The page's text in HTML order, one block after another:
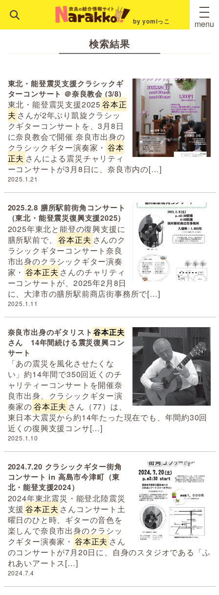
by yomiっこ menu
検索結果
東北・能登震災支援クラシックギ
ターコンサート ＠奈良教会 (3/8)
東北・能登震災支援2025谷本正
夫 さんが2年ぶり凱旋クラシッ
クギターコンサートを、3月8日
に奈良教会で開催 奈良市出身の
クラシックギター演奏家・ 谷本
正夫 さんによる震災チャリティ
ーコンサートが3月8日に、奈良市内の[…]
2025.1.21
2025.2.8 膳所駅前街角コンサート
（東北・能登震災復興支援2025）
2025年東北と能登の復興支援に
膳所駅前で、
谷本正夫 さんのク
ラシックギターコンサート奈良
市出身のクラシックギター演奏
家・ 谷本正夫 さんのチャリティ
ーコンサートが、2025年2月8日
に、大津市の膳所駅前商店街事務所で[…]
2025.1.11
奈良市出身のギタリスト 谷本正夫
さん 14年間続ける震災復興コン
サート
「あの震災を風化させたくな
い」約14年間で350回近くのチ
ャリティーコンサートを開催奈
良市出身、クラシックギター演
奏家の谷本正夫 さん（77）は、
東日本大震災から約14年たった現在でも、年間約30回
近くの復興支援コンサ[…]
2025.1.10
2024.7.20 クラシックギター街角
コンサート in 高島市今津町（東
北・能登支援2024）
2024年東北震災・能登北陸震災
支援 谷本正夫 さんコンサート土
曜日のひと時、ギターの音色を
楽しんで奈良市出身のクラシッ
クギター演奏家・ 谷本正夫 さん
のコンサートが7月20日に、自身のスタジオである「ふ
れあいアートス[…]
2024.7.4